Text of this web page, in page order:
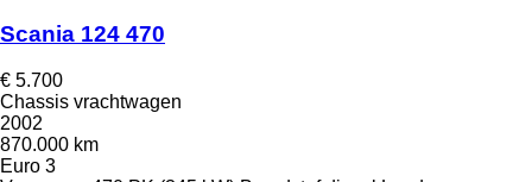
Scania 124 470
€ 5.700
Chassis vrachtwagen
2002
870.000 km
Euro 3